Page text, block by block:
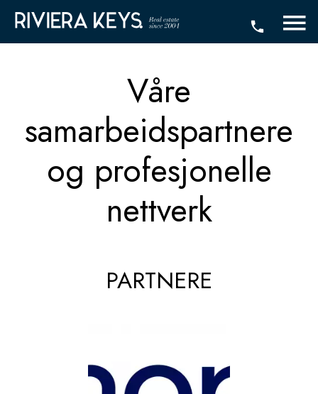
Våre
samarbeidspartnere
og profesjonelle
nettverk
PARTNERE